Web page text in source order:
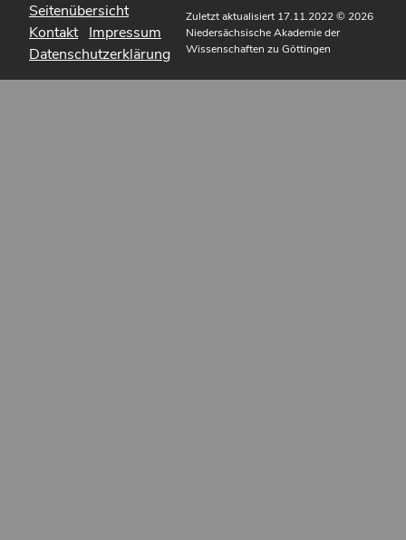
Seitenübersicht
Kontakt Impressum
Datenschutzerklärung
Zuletzt aktualisiert 17.11.2022© 2026
Niedersächsische Akademie der
Wissenschaften zu Göttingen